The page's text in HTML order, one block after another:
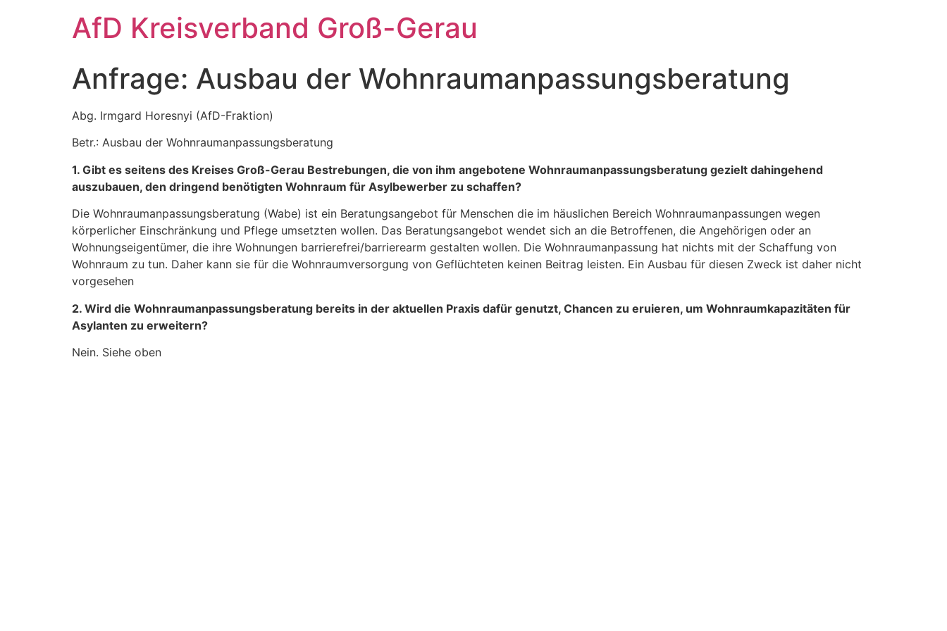
AfD Kreisverband Groß-Gerau
Anfrage: Ausbau der Wohnraumanpassungsberatung
Abg. Irmgard Horesnyi (AfD-Fraktion)
Betr.: Ausbau der Wohnraumanpassungsberatung
1. Gibt es seitens des Kreises Groß-Gerau Bestrebungen, die von ihm angebotene Wohnraumanpassungsberatung gezielt dahingehend
auszubauen, den dringend benötigten Wohnraum für Asylbewerber zu schaffen?
Die Wohnraumanpassungsberatung (Wabe) ist ein Beratungsangebot für Menschen die im häuslichen Bereich Wohnraumanpassungen wegen
körperlicher Einschränkung und Pflege umsetzten wollen. Das Beratungsangebot wendet sich an die Betroffenen, die Angehörigen oder an
Wohnungseigentümer, die ihre Wohnungen barrierefrei/barrierearm gestalten wollen. Die Wohnraumanpassung hat nichts mit der Schaffung von
Wohnraum zu tun. Daher kann sie für die Wohnraumversorgung von Geflüchteten keinen Beitrag leisten. Ein Ausbau für diesen Zweck ist daher nicht
vorgesehen
2. Wird die Wohnraumanpassungsberatung bereits in der aktuellen Praxis dafür genutzt, Chancen zu eruieren, um Wohnraumkapazitäten für
Asylanten zu erweitern?
Nein. Siehe oben